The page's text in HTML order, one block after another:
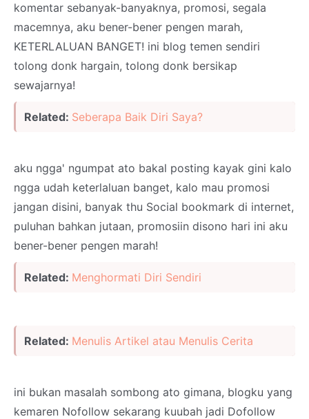
komentar sebanyak-banyaknya, promosi, segala
macemnya, aku bener-bener pengen marah,
KETERLALUAN BANGET! ini blog temen sendiri
tolong donk hargain, tolong donk bersikap
sewajarnya!
Related: Seberapa Baik Diri Saya?
aku ngga' ngumpat ato bakal posting kayak gini kalo
ngga udah keterlaluan banget, kalo mau promosi
jangan disini, banyak thu Social bookmark di internet,
puluhan bahkan jutaan, promosiin disono hari ini aku
bener-bener pengen marah!
Related: Menghormati Diri Sendiri
Related: Menulis Artikel atau Menulis Cerita
ini bukan masalah sombong ato gimana, blogku yang
kemaren Nofollow sekarang kuubah jadi Dofollow